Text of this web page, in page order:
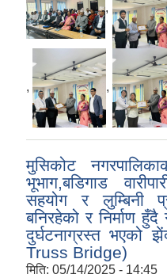
,
, ,
मुसिकोट
भूभाग,बडिगाड
सहयोग र लुम्बिनी
बनिरहेको र निर्माण हुँदै
दुर्घटनाग्रस्त भएको
Truss Bridge)
मिति: 05/14/2025 - 14:45